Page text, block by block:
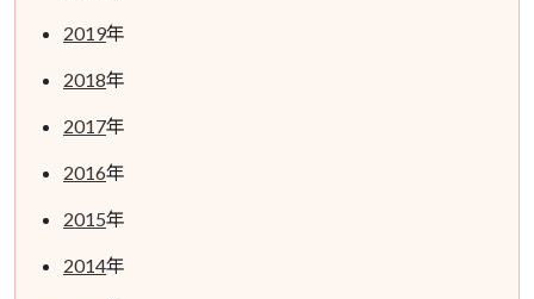
2019年
2018年
2017年
2016年
2015年
2014年